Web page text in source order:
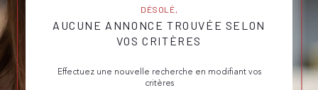
DÉSOLÉ,
AUCUNE ANNONCE TROUVÉE SELON
VOS CRITÈRES
Effectuez une nouvelle recherche en modifiant vos
critères